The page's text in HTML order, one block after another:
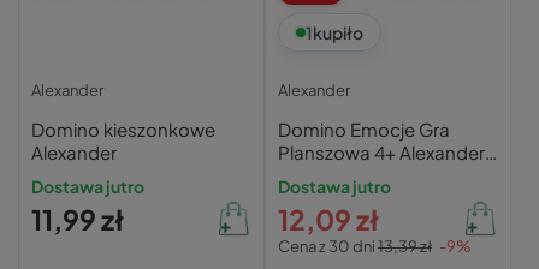
Alexander
Domino kieszonkowe
Alexander
Dostawa jutro
11,99 zł
1kupiło
Alexander
Domino Emocje Gra
Planszowa 4+ Alexander
2979
Dostawa jutro
Cena z 30 dni13,39 zł -9%
12,09 zł